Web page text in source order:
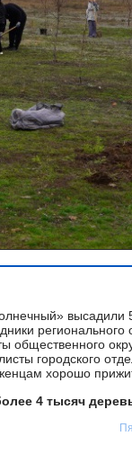
высадили
общественного
городского
хорошо
4 тысяч